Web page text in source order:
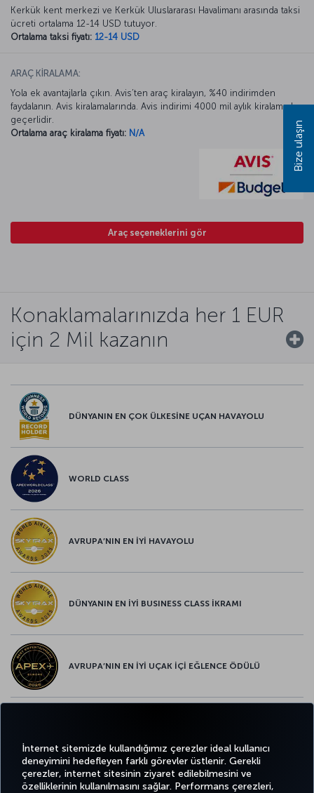
İnternet sitemizde kullandığımız çerezler ideal kullanıcı
deneyimini hedefleyen farklı görevler üstlenir. Gerekli
çerezler, internet sitesinin ziyaret edilebilmesini ve
özelliklerinin kullanılmasını sağlar. Performans çerezleri,
Kerkük kent merkezi ve Kerkük Uluslararası Havalimanı arasında taksi
ücreti ortalama 12-14 USD tutuyor.
Ortalama taksi fiyatı: 12-14 USD
ARAÇ KİRALAMA:
Yola ek avantajlarla çıkın. Avis’ten araç kiralayın, %40 indirimden
faydalanın. Avis kiralamalarında. Avis indirimi 4000 mil aylık kiralamada
geçerlidir.
Ortalama araç kiralama fiyatı: N/A
Araç seçeneklerini gör
Konaklamalarınızda her 1 EUR
için 2 Mil kazanın
DÜNYANIN EN ÇOK ÜLKESİNE UÇAN HAVAYOLU
WORLD CLASS
AVRUPA’NIN EN İYİ HAVAYOLU
DÜNYANIN EN İYİ BUSINESS CLASS İKRAMI
AVRUPA’NIN EN İYİ UÇAK İÇİ EĞLENCE ÖDÜLÜ
Bize ulaşın